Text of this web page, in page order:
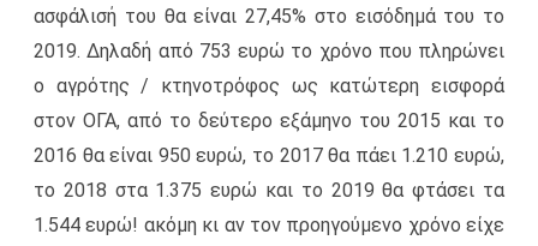
ασφάλισή του θα είναι 27,45% στο εισόδημά του το
2019. Δηλαδή από 753 ευρώ το χρόνο που πληρώνει
ο αγρότης / κτηνοτρόφος ως κατώτερη εισφορά
στον ΟΓΑ, από το δεύτερο εξάμηνο του 2015 και το
2016 θα είναι 950 ευρώ, το 2017 θα πάει 1.210 ευρώ,
το 2018 στα 1.375 ευρώ και το 2019 θα φτάσει τα
1.544 ευρώ! ακόμη κι αν τον προηγούμενο χρόνο είχε